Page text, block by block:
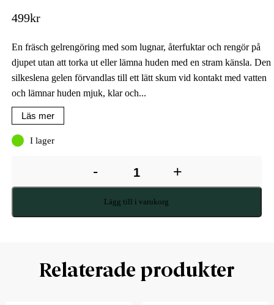
499kr
En fräsch gelrengöring med som lugnar, återfuktar och rengör på
djupet utan att torka ut eller lämna huden med en stram känsla. Den
silkeslena gelen förvandlas till ett lätt skum vid kontakt med vatten
och lämnar huden mjuk, klar och...
Läs mer
I lager
- +
Lägg till i varukorg
Relaterade produkter